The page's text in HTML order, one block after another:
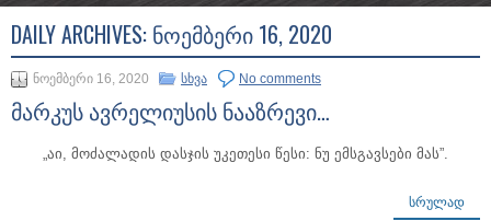
DAILY ARCHIVES: ᲜᲝᲔᲛᲑᲔᲠᲘ 16, 2020
ნოემბერი 16, 2020 სხვა No comments
მარკუს ავრელიუსის ნააზრევი…
„აი, მოძალადის დასჯის უკეთესი წესი: ნუ ემსგავსები მას”.
ᲡᲠᲣᲚᲐᲓ